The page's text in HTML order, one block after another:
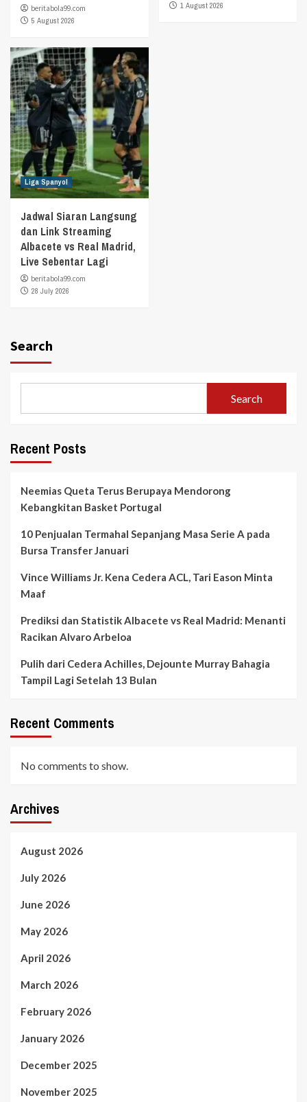
beritabola99.com
5 August 2026
1 August 2026
Liga Spanyol
Jadwal Siaran Langsung
dan Link Streaming
Albacete vs Real Madrid,
Live Sebentar Lagi
beritabola99.com
28 July 2026
Search
Search
Recent Posts
Neemias Queta Terus Berupaya Mendorong
Kebangkitan Basket Portugal
10 Penjualan Termahal Sepanjang Masa Serie A pada
Bursa Transfer Januari
Vince Williams Jr. Kena Cedera ACL, Tari Eason Minta
Maaf
Prediksi dan Statistik Albacete vs Real Madrid: Menanti
Racikan Alvaro Arbeloa
Pulih dari Cedera Achilles, Dejounte Murray Bahagia
Tampil Lagi Setelah 13 Bulan
Recent Comments
No comments to show.
Archives
August 2026
July 2026
June 2026
May 2026
April 2026
March 2026
February 2026
January 2026
December 2025
November 2025